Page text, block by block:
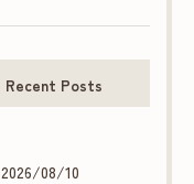
Recent Posts
2026/08/10